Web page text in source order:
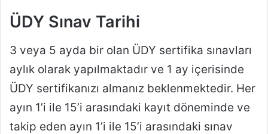
ÜDY Sınav Tarihi
3 veya 5 ayda bir olan ÜDY sertifika sınavları
aylık olarak yapılmaktadır ve 1 ay içerisinde
ÜDY sertifikanızı almanız beklenmektedir. Her
ayın 1’i ile 15’i arasındaki kayıt döneminde ve
takip eden ayın 1’i ile 15’i arasındaki sınav